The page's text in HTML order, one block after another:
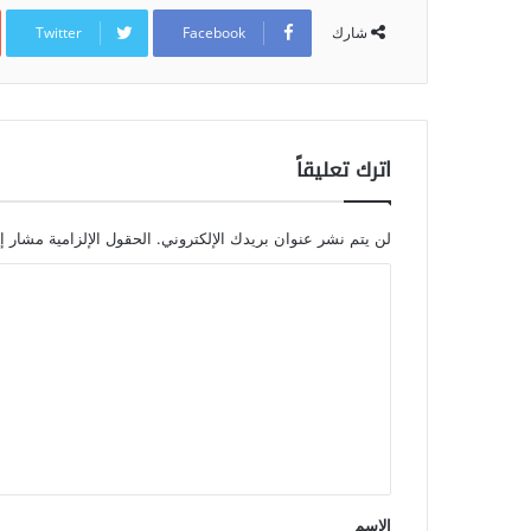
شارك Facebook
Twitter
اترك تعليقاً
لن يتم نشر عنوان بريدك الإلكتروني. الحقول الإلزامية مشار
الاسم